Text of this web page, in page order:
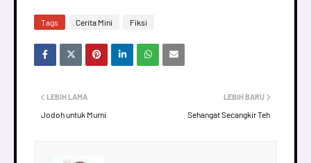
Tags Cerita Mini Fiksi
LEBIH BARU
Sehangat Secangkir Teh
LEBIH LAMA
Jodoh untuk Murni